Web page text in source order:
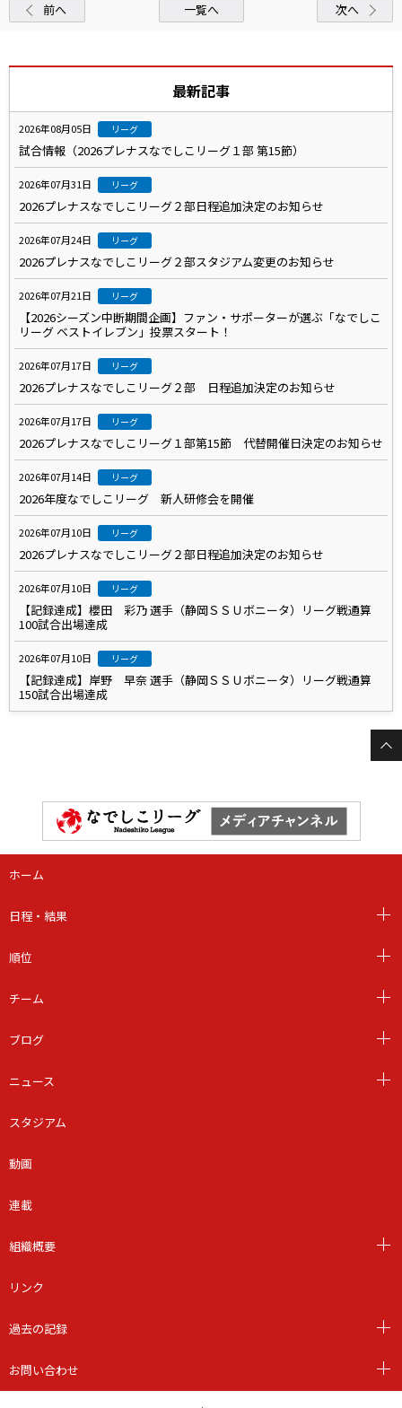
前へ 一覧へ 次へ
最新記事
2026年08月05日 リーグ
試合情報（2026プレナスなでしこリーグ１部 第15節）
2026年07月31日 リーグ
2026プレナスなでしこリーグ２部日程追加決定のお知らせ
2026年07月24日 リーグ
2026プレナスなでしこリーグ２部スタジアム変更のお知らせ
2026年07月21日 リーグ
【2026シーズン中断期間企画】ファン・サポーターが選ぶ「なでしこ
リーグ ベストイレブン」投票スタート！
2026年07月17日 リーグ
2026プレナスなでしこリーグ２部 日程追加決定のお知らせ
2026年07月17日 リーグ
2026プレナスなでしこリーグ１部第15節 代替開催日決定のお知らせ
2026年07月14日 リーグ
2026年度なでしこリーグ 新人研修会を開催
2026年07月10日 リーグ
2026プレナスなでしこリーグ２部日程追加決定のお知らせ
2026年07月10日 リーグ
【記録達成】櫻田 彩乃 選手（静岡ＳＳＵボニータ）リーグ戦通算
100試合出場達成
2026年07月10日 リーグ
【記録達成】岸野 早奈 選手（静岡ＳＳＵボニータ）リーグ戦通算
150試合出場達成
ホーム
日程・結果
順位
チーム
ブログ
ニュース
スタジアム
動画
連載
組織概要
リンク
過去の記録
お問い合わせ